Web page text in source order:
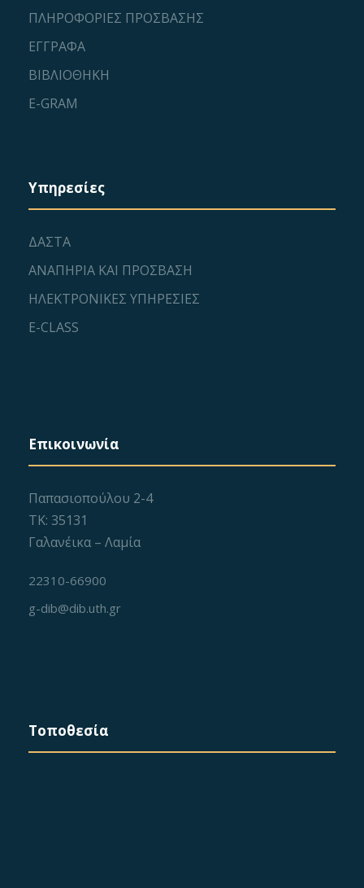
ΠΛΗΡΟΦΟΡΙΕΣ ΠΡΟΣΒΑΣΗΣ
ΕΓΓΡΑΦΑ
ΒΙΒΛΙΟΘΗΚΗ
E-GRAM
Υπηρεσίες
ΔΑΣΤΑ
ΑΝΑΠΗΡΙΑ ΚΑΙ ΠΡΟΣΒΑΣΗ
ΗΛΕΚΤΡΟΝΙΚΕΣ ΥΠΗΡΕΣΙΕΣ
E-CLASS
Επικοινωνία
Παπασιοπούλου 2-4
ΤΚ: 35131
Γαλανέικα – Λαμία
22310-66900
g-dib@dib.uth.gr
Τοποθεσία